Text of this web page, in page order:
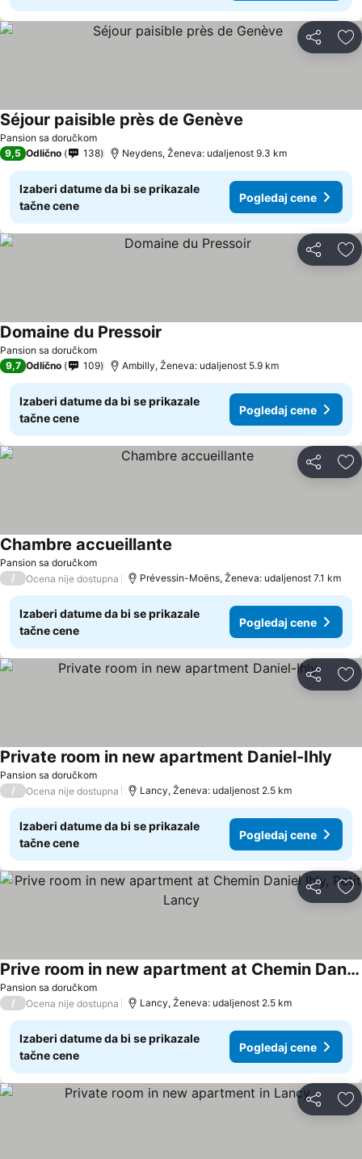
Deli
Pansion sa doručkom
Séjour paisible près de Genève
9,5 Odlično 138 Neydens, Ženeva: udaljenost 9.3 km
Izaberi datume da bi se prikazale
tačne cene
Pogledaj cene
Deli
Pansion sa doručkom
Domaine du Pressoir
9,7 Odlično 109 Ambilly, Ženeva: udaljenost 5.9 km
Izaberi datume da bi se prikazale
tačne cene
Pogledaj cene
Deli
Pansion sa doručkom
Chambre accueillante
/ Ocena nije dostupna Prévessin-Moëns, Ženeva: udaljenost 7.1 km
Izaberi datume da bi se prikazale
tačne cene
Pogledaj cene
Deli
Pansion sa doručkom
Private room in new apartment Daniel-Ihly
/ Ocena nije dostupna Lancy, Ženeva: udaljenost 2.5 km
Izaberi datume da bi se prikazale
tačne cene
Pogledaj cene
Deli
Pansion sa doručkom
Prive room in new apartment at Chemin Daniel Ihly, Petit Lancy
/ Ocena nije dostupna Lancy, Ženeva: udaljenost 2.5 km
Izaberi datume da bi se prikazale
tačne cene
Pogledaj cene
Deli